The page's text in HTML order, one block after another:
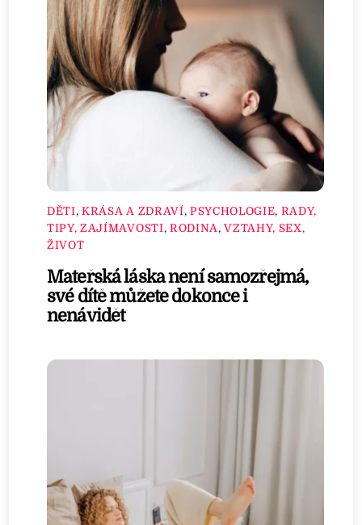
DĚTI,KRÁSA A ZDRAVÍ, PSYCHOLOGIE, RADY,
TIPY, ZAJÍMAVOSTI, RODINA,VZTAHY, SEX,
ŽIVOT
Mateřská láska není samozřejmá,
své dítě můžete dokonce i
nenávidět